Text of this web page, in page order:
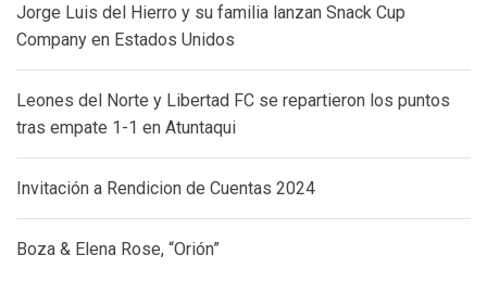
Jorge Luis del Hierro y su familia lanzan Snack Cup
Company en Estados Unidos
Leones del Norte y Libertad FC se repartieron los puntos
tras empate 1-1 en Atuntaqui
Invitación a Rendicion de Cuentas 2024
Boza & Elena Rose, “Orión”